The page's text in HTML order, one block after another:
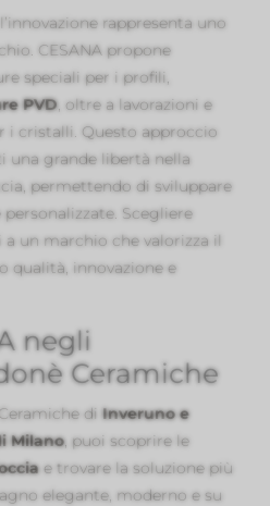
rappresenta uno
CESANA propone
speciali per i profili,
PVD, oltre a lavorazioni e
i cristalli. Questo approccio
grande libertà nella
permettendo di sviluppare
Scegliere
a un marchio che valorizza il
qualità, innovazione e
negli
Ceramiche
diInveruno e
Milano, puoi scoprire le
e trovare la soluzione più
elegante, moderno e su